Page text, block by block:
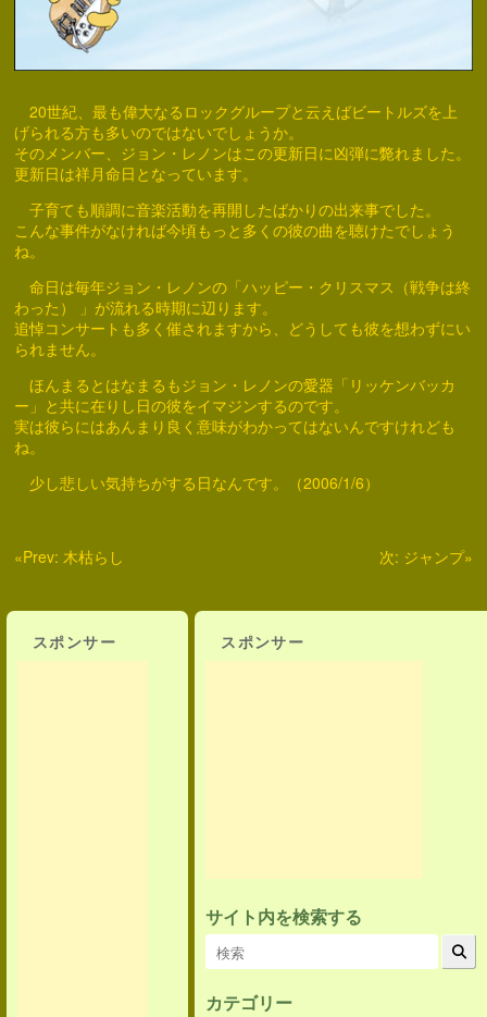
スポンサー
20世紀、最も偉大なるロックグループと云えばビートルズを上
げられる方も多いのではないでしょうか。
そのメンバー、ジョン・レノンはこの更新日に凶弾に斃れました。
更新日は祥月命日となっています。
子育ても順調に音楽活動を再開したばかりの出来事でした。
こんな事件がなければ今頃もっと多くの彼の曲を聴けたでしょう
ね。
命日は毎年ジョン・レノンの「ハッピー・クリスマス（戦争は終
わった） 」が流れる時期に辺ります。
追悼コンサートも多く催されますから、どうしても彼を想わずにい
られません。
ほんまるとはなまるもジョン・レノンの愛器「リッケンバッカ
ー」と共に在りし日の彼をイマジンするのです。
実は彼らにはあんまり良く意味がわかってはないんですけれども
ね。
少し悲しい気持ちがする日なんです。（2006/1/6）
«Prev:木枯らし 次: ジャンプ»
スポンサー
サイト内を検索する
カテゴリー